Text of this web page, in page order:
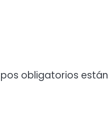
obligatorios están